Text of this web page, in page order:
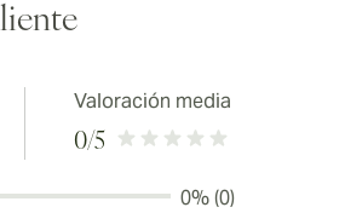
Valoración media
0/5
0% (0)